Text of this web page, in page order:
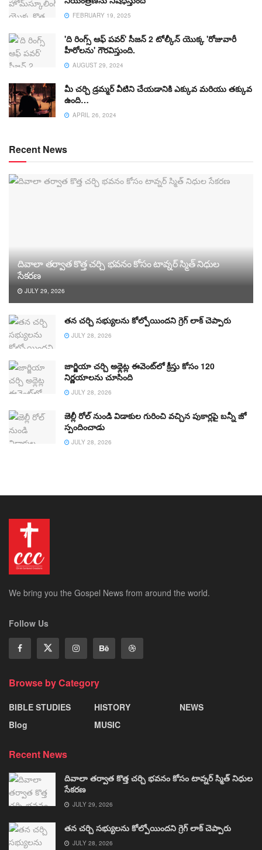
FEBRUARY 19, 2025
'ది రింగ్స్ ఆఫ్ పవర్' సీజన్ 2 టోల్కీన్ యొక్క 'రోజువారీ
హీరోలను' గౌరవిస్తుంది.
AUGUST 29, 2024
మీ చర్చి డ్రమ్మర్ వీటిని చేయడానికి ఎక్కువ మరియు తక్కువ
ఉంది…
APRIL 26, 2024
Recent News
దివాలా తర్వాత కొత్త చర్చి భవనం కోసం టావ్నర్ స్మిత్ నిధుల
సేకరణ
JULY 29, 2026
తన చర్చి సభ్యులను కోల్పోయిందని గ్రెగ్ లాక్ చెప్పారు
JULY 28, 2026
జార్జియా చర్చి అథ్లెట్ల ఈవెంట్‌లో క్రీస్తు కోసం 120
నిర్ణయాలను చూసింది
JULY 28, 2026
జెల్లీ రోల్ నుండి విడాకుల గురించి వచ్చిన పుకార్లపై బన్నీ జో
స్పందించాడు
JULY 28, 2026
We bring you the Gospel News from around the world.
Follow Us
Browse by Category
BIBLE STUDIES
Blog
HISTORY
MUSIC
NEWS
Recent News
దివాలా తర్వాత కొత్త చర్చి భవనం కోసం టావ్నర్ స్మిత్ నిధుల
సేకరణ
JULY 29, 2026
తన చర్చి సభ్యులను కోల్పోయిందని గ్రెగ్ లాక్ చెప్పారు
JULY 28, 2026